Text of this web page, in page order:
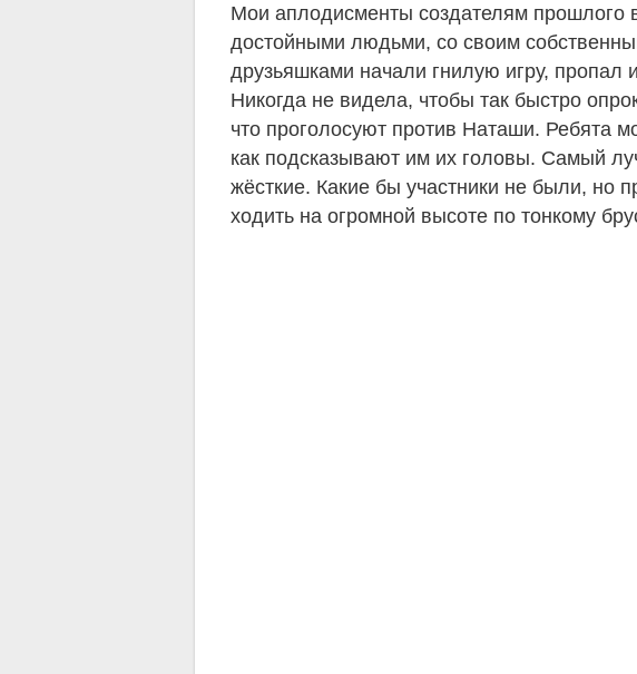
Мои аплодисменты создателям прошлого
достойными людьми, со своим
друзьяшками начали гнилую игру, пропал
Никогда не видела, чтобы так быстро
что проголосуют против Наташи. Ребята
как подсказывают им их головы. Самый
жёсткие. Какие бы участники не были, но
ходить на огромной высоте по тонкому